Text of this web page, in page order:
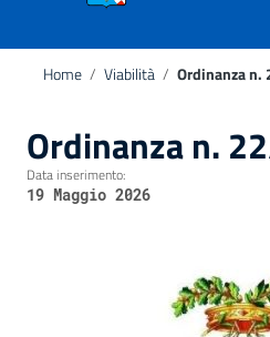
Home / Viabilità / Ordinanza
Ordinanza n.
Data inserimento:
19 Maggio 2026